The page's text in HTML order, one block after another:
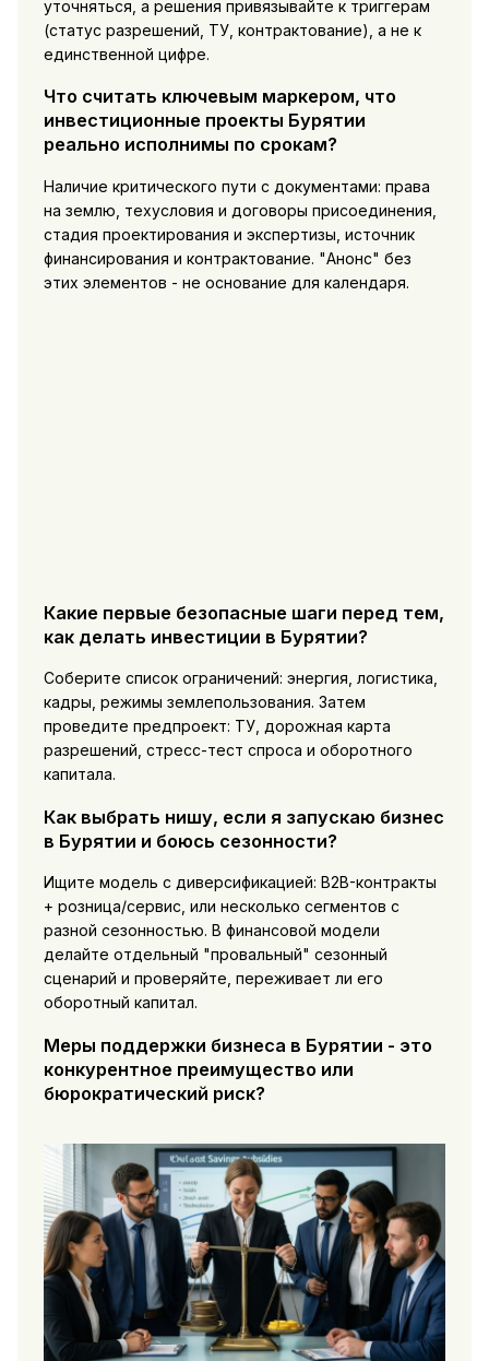
уточняться, а решения привязывайте к триггерам
(статус разрешений, ТУ, контрактование), а не к
единственной цифре.
Что считать ключевым маркером, что
инвестиционные проекты Бурятии
реально исполнимы по срокам?
Наличие критического пути с документами: права
на землю, техусловия и договоры присоединения,
стадия проектирования и экспертизы, источник
финансирования и контрактование. "Анонс" без
этих элементов - не основание для календаря.
Какие первые безопасные шаги перед тем,
как делать инвестиции в Бурятии?
Соберите список ограничений: энергия, логистика,
кадры, режимы землепользования. Затем
проведите предпроект: ТУ, дорожная карта
разрешений, стресс-тест спроса и оборотного
капитала.
Как выбрать нишу, если я запускаю бизнес
в Бурятии и боюсь сезонности?
Ищите модель с диверсификацией: B2B-контракты
+ розница/сервис, или несколько сегментов с
разной сезонностью. В финансовой модели
делайте отдельный "провальный" сезонный
сценарий и проверяйте, переживает ли его
оборотный капитал.
Меры поддержки бизнеса в Бурятии - это
конкурентное преимущество или
бюрократический риск?